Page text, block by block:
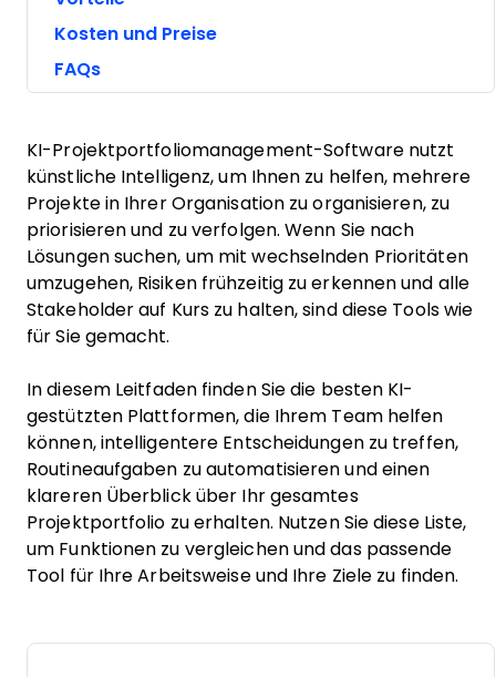
Kosten und Preise
FAQs
KI-Projektportfoliomanagement-Software nutzt
künstliche Intelligenz, um Ihnen zu helfen, mehrere
Projekte in Ihrer Organisation zu organisieren, zu
priorisieren und zu verfolgen. Wenn Sie nach
Lösungen suchen, um mit wechselnden Prioritäten
umzugehen, Risiken frühzeitig zu erkennen und alle
Stakeholder auf Kurs zu halten, sind diese Tools wie
für Sie gemacht.
In diesem Leitfaden finden Sie die besten KI-
gestützten Plattformen, die Ihrem Team helfen
können, intelligentere Entscheidungen zu treffen,
Routineaufgaben zu automatisieren und einen
klareren Überblick über Ihr gesamtes
Projektportfolio zu erhalten. Nutzen Sie diese Liste,
um Funktionen zu vergleichen und das passende
Tool für Ihre Arbeitsweise und Ihre Ziele zu finden.